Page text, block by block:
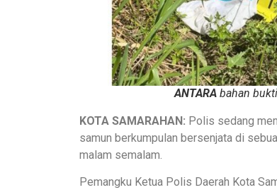
ANTARA bahan
KOTA SAMARAHAN: Polis sedang
samun berkumpulan bersenjata di
malam semalam.
Pemangku Ketua Polis Daerah Kota